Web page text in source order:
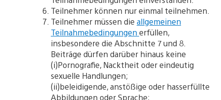
Teilnehmer können nur einmal teilnehmen.
Teilnehmer müssen die allgemeinen
Teilnahmebedingungen erfüllen,
insbesondere die Abschnitte 7 und 8.
Beiträge dürfen darüber hinaus keine
(i)Pornografie, Nacktheit oder eindeutig
sexuelle Handlungen;
(ii)beleidigende, anstößige oder hasserfüllte
Abbildungen oder Sprache;